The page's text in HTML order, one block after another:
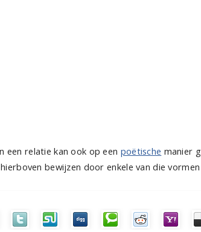
een relatie kan ook op een poëtische manier
bewijzen door enkele van die